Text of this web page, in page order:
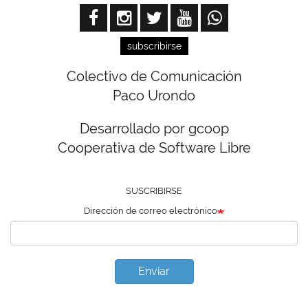
subscribirse
Colectivo de Comunicación
Paco Urondo
Desarrollado por gcoop
Cooperativa de Software Libre
SUSCRIBIRSE
Dirección de correo electrónico
Enviar